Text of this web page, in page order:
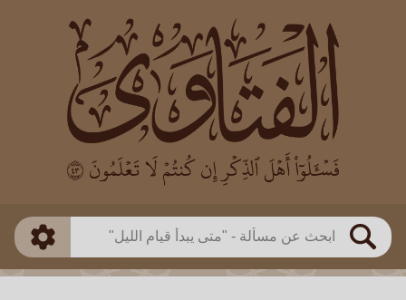
بحث
العالم
بن باز
بن العثيمين
اللجنة الدائمة
طريقة البحث
ذكي